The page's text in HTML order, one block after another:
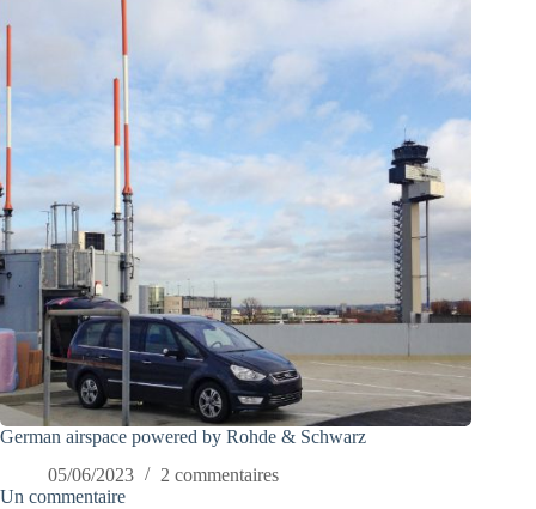
German airspace powered by Rohde & Schwarz
05/06/2023
2 commentaires
Un commentaire